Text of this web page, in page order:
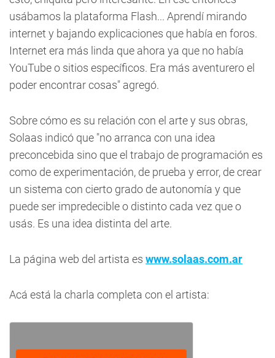
usábamos la plataforma Flash... Aprendí mirando
internet y bajando explicaciones que había en foros.
Internet era más linda que ahora ya que no había
YouTube o sitios específicos. Era más aventurero el
poder encontrar cosas" agregó.
Sobre cómo es su relación con el arte y sus obras,
Solaas indicó que "no arranca con una idea
preconcebida sino que el trabajo de programación es
como de experimentación, de prueba y error, de crear
un sistema con cierto grado de autonomía y que
puede ser impredecible o distinto cada vez que o
usás. Es una idea distinta del arte.
La página web del artista es www.solaas.com.ar
Acá está la charla completa con el artista: